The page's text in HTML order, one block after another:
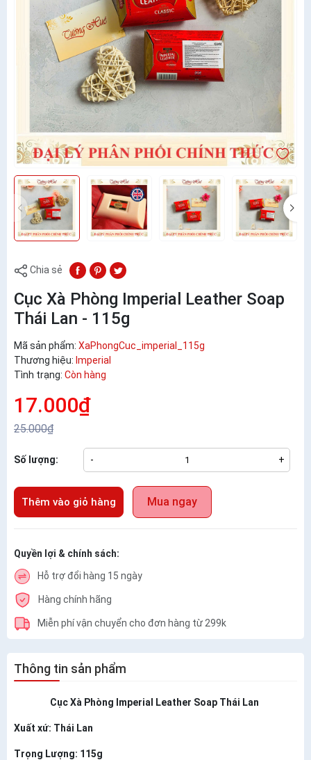
Chia sẻ
Cục Xà Phòng Imperial Leather Soap
Thái Lan - 115g
Mã sản phẩm: XaPhongCuc_imperial_115g
Thương hiệu: Imperial
Tình trạng: Còn hàng
17.000₫
25.000₫
Số lượng: - +
Thêm vào giỏ hàng Mua ngay
Quyền lợi & chính sách:
Hỗ trợ đổi hàng 15 ngày
Hàng chính hãng
Miễn phí vận chuyển cho đơn hàng từ 299k
Thông tin sản phẩm
Cục Xà Phòng Imperial Leather Soap Thái Lan
Xuất xứ: Thái Lan
Trọng Lượng: 115g